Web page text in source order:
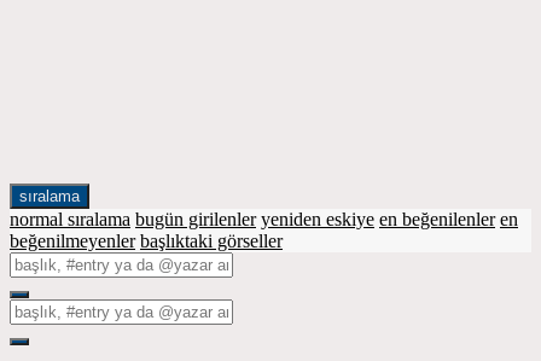
sıralama
normal sıralama bugün girilenler yeniden eskiye en beğenilenler en
beğenilmeyenler başlıktaki görseller